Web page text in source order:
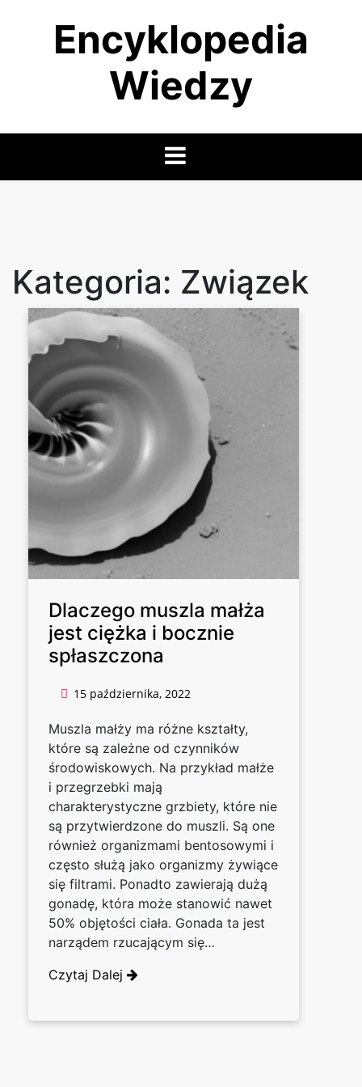
Encyklopedia
Wiedzy
Kategoria: Związek
Dlaczego muszla małża
jest ciężka i bocznie
spłaszczona
15 października, 2022
Muszla małży ma różne kształty,
które są zależne od czynników
środowiskowych. Na przykład małże
i przegrzebki mają
charakterystyczne grzbiety, które nie
są przytwierdzone do muszli. Są one
również organizmami bentosowymi i
często służą jako organizmy żywiące
się filtrami. Ponadto zawierają dużą
gonadę, która może stanowić nawet
50% objętości ciała. Gonada ta jest
narządem rzucającym się…
Czytaj Dalej